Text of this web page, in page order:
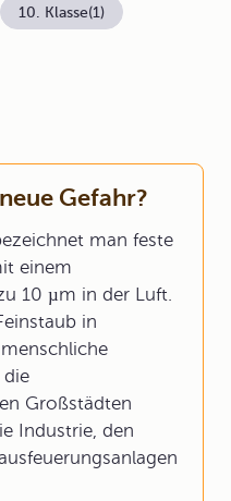
Gefahr?
man feste
einem
10 µm in der Luft.
in
die
Großstädten
Industrie, den
10. Klasse(1)